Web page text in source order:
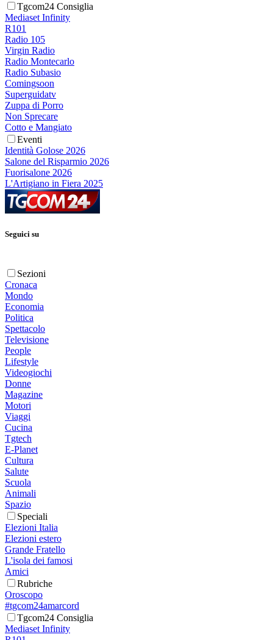
Tgcom24 Consiglia
Mediaset Infinity
R101
Radio 105
Virgin Radio
Radio Montecarlo
Radio Subasio
Comingsoon
Superguidatv
Zuppa di Porro
Non Sprecare
Cotto e Mangiato
Eventi
Identità Golose 2026
Salone del Risparmio 2026
Fuorisalone 2026
L'Artigiano in Fiera 2025
Seguici su
Sezioni
Cronaca
Mondo
Economia
Politica
Spettacolo
Televisione
People
Lifestyle
Videogiochi
Donne
Magazine
Motori
Viaggi
Cucina
Tgtech
E-Planet
Cultura
Salute
Scuola
Animali
Spazio
Speciali
Elezioni Italia
Elezioni estero
Grande Fratello
L'isola dei famosi
Amici
Rubriche
Oroscopo
#tgcom24amarcord
Tgcom24 Consiglia
Mediaset Infinity